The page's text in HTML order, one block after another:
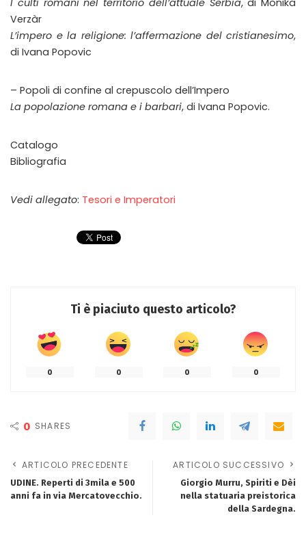
I culti romani nel territorio dell’attuale Serbia, di Monika
Verzàr
L’impero e la religione: l’affermazione del cristianesimo,
di Ivana Popovic
– Popoli di confine al crepuscolo dell’Impero
La popolazione romana e i barbari, di Ivana Popovic.
Catalogo
Bibliografia
Vedi allegato: Tesori e Imperatori
Ti è piaciuto questo articolo?
0 0 0 0
0 SHARES
ARTICOLO PRECEDENTE
UDINE. Reperti di 3mila e 500
anni fa in via Mercatovecchio.
ARTICOLO SUCCESSIVO
Giorgio Murru, Spiriti e Dèi
nella statuaria preistorica
della Sardegna.